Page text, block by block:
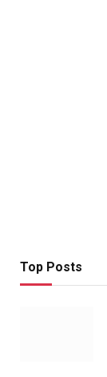
Top Posts